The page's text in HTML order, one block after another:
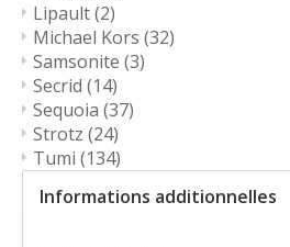
Lipault(2)
Michael Kors (32)
Samsonite (3)
Secrid (14)
Sequoia (37)
Strotz (24)
Tumi (134)
Informations additionnelles